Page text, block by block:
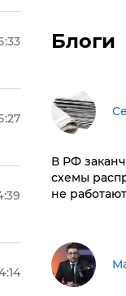
Блоги
​В РФ
схемы
не работают